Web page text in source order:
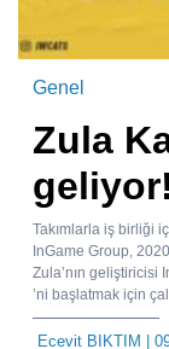
Genel
Zula
geliyor!
Takımlarla iş birliği
InGame Group,
Zula’nın geliştiricisi
’ni başlatmak için
Ecevit BIKTIM |